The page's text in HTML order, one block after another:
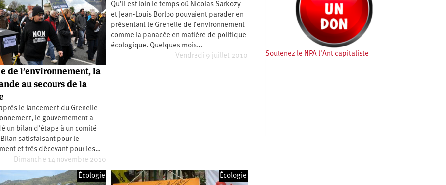
Cinéma
Expositions
Livres
de l’environnement, la
au secours de la
le lancement du Grenelle
le gouvernement a
un bilan d’étape à un comité
Bilan satisfaisant pour le
et très décevant pour les…
Dimanche 14 novembre 2010
Qu’il est loin le temps où Nicolas Sarkozy
et Jean-Louis Borloo pouvaient parader en
présentant le Grenelle de l’environnement
comme la panacée en matière de politique
écologique. Quelques mois…
Vendredi 9 juillet 2010
Écologie Écologie
Soutenez le NPA l'Anticapitaliste